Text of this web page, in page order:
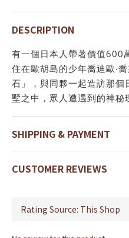
DESCRIPTION
有一個日本人帶著價值600
住在歐胡島的少年喬迪歐‧
石」，與同夥一起造訪那個
墅之中，眾人遭遇到的神
SHIPPING & PAYMENT
CUSTOMER REVIEWS